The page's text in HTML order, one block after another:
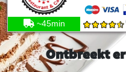
~45min
Ontbreekt